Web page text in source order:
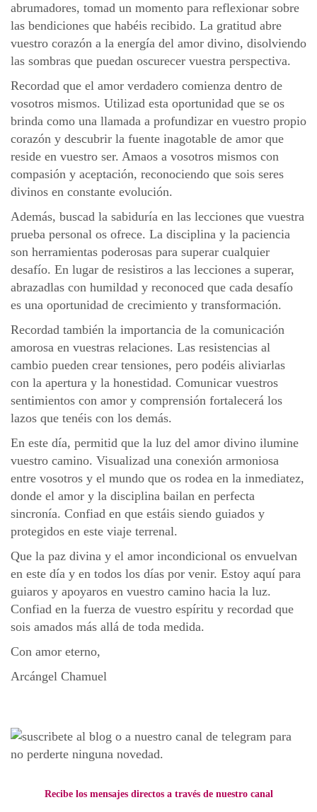
abrumadores, tomad un momento para reflexionar sobre
las bendiciones que habéis recibido. La gratitud abre
vuestro corazón a la energía del amor divino, disolviendo
las sombras que puedan oscurecer vuestra perspectiva.
Recordad que el amor verdadero comienza dentro de
vosotros mismos. Utilizad esta oportunidad que se os
brinda como una llamada a profundizar en vuestro propio
corazón y descubrir la fuente inagotable de amor que
reside en vuestro ser. Amaos a vosotros mismos con
compasión y aceptación, reconociendo que sois seres
divinos en constante evolución.
Además, buscad la sabiduría en las lecciones que vuestra
prueba personal os ofrece. La disciplina y la paciencia
son herramientas poderosas para superar cualquier
desafío. En lugar de resistiros a las lecciones a superar,
abrazadlas con humildad y reconoced que cada desafío
es una oportunidad de crecimiento y transformación.
Recordad también la importancia de la comunicación
amorosa en vuestras relaciones. Las resistencias al
cambio pueden crear tensiones, pero podéis aliviarlas
con la apertura y la honestidad. Comunicar vuestros
sentimientos con amor y comprensión fortalecerá los
lazos que tenéis con los demás.
En este día, permitid que la luz del amor divino ilumine
vuestro camino. Visualizad una conexión armoniosa
entre vosotros y el mundo que os rodea en la inmediatez,
donde el amor y la disciplina bailan en perfecta
sincronía. Confiad en que estáis siendo guiados y
protegidos en este viaje terrenal.
Que la paz divina y el amor incondicional os envuelvan
en este día y en todos los días por venir. Estoy aquí para
guiaros y apoyaros en vuestro camino hacia la luz.
Confiad en la fuerza de vuestro espíritu y recordad que
sois amados más allá de toda medida.
Con amor eterno,
Arcángel Chamuel
Recibe los mensajes directos a través de nuestro canal